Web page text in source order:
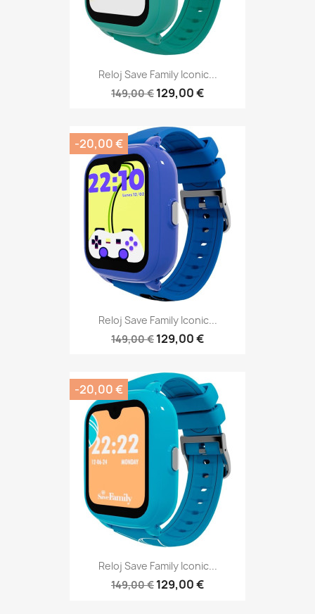
Reloj Save Family Iconic...
149,00 € 129,00 €
Reloj Save Family Iconic...
149,00 € 129,00 €
-20,00 €
Reloj Save Family Iconic...
149,00 € 129,00 €
-20,00 €